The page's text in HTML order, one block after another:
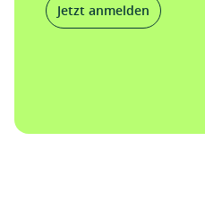
Jetzt anmelden